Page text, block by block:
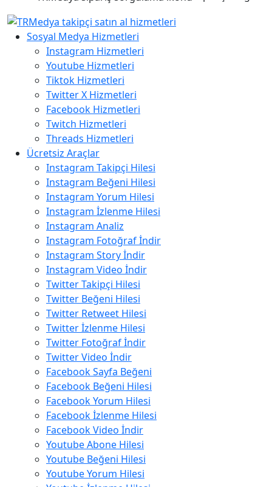
Sosyal Medya Hizmetleri
Instagram Hizmetleri
Youtube Hizmetleri
Tiktok Hizmetleri
Twitter X Hizmetleri
Facebook Hizmetleri
Twitch Hizmetleri
Threads Hizmetleri
Ücretsiz Araçlar
Instagram Takipçi Hilesi
Instagram Beğeni Hilesi
Instagram Yorum Hilesi
Instagram İzlenme Hilesi
Instagram Analiz
Instagram Fotoğraf İndir
Instagram Story İndir
Instagram Video İndir
Twitter Takipçi Hilesi
Twitter Beğeni Hilesi
Twitter Retweet Hilesi
Twitter İzlenme Hilesi
Twitter Fotoğraf İndir
Twitter Video İndir
Facebook Sayfa Beğeni
Facebook Beğeni Hilesi
Facebook Yorum Hilesi
Facebook İzlenme Hilesi
Facebook Video İndir
Youtube Abone Hilesi
Youtube Beğeni Hilesi
Youtube Yorum Hilesi